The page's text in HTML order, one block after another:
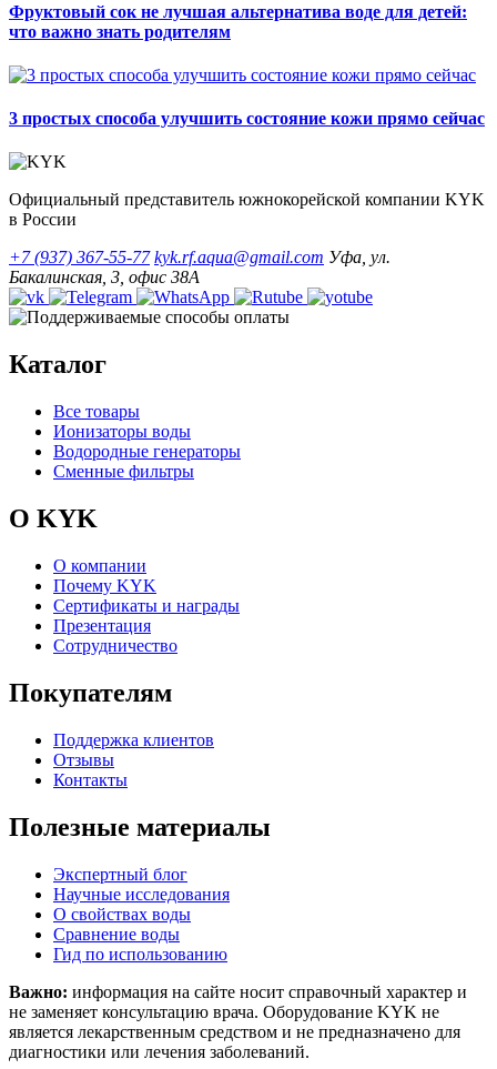
Фруктовый сок не лучшая альтернатива воде для детей:
что важно знать родителям
3 простых способа улучшить состояние кожи прямо сейчас
Официальный представитель южнокорейской компании KYK
в России
+7 (937) 367-55-77 kyk.rf.aqua@gmail.com Уфа, ул.
Бакалинская, 3, офис 38А
Каталог
Все товары
Ионизаторы воды
Водородные генераторы
Сменные фильтры
О KYK
О компании
Почему KYK
Сертификаты и награды
Презентация
Сотрудничество
Покупателям
Поддержка клиентов
Отзывы
Контакты
Полезные материалы
Экспертный блог
Научные исследования
О свойствах воды
Сравнение воды
Гид по использованию
Важно: информация на сайте носит справочный характер и
не заменяет консультацию врача. Оборудование KYK не
является лекарственным средством и не предназначено для
диагностики или лечения заболеваний.